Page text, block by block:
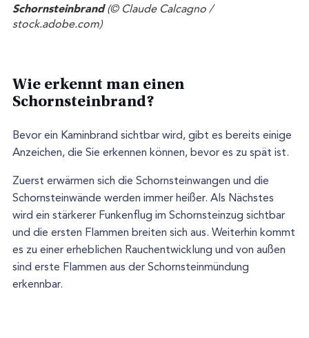
Schornsteinbrand(© Claude Calcagno /
stock.adobe.com)
Wie erkennt man einen
Schornsteinbrand?
Bevor ein Kaminbrand sichtbar wird, gibt es bereits einige
Anzeichen, die Sie erkennen können, bevor es zu spät ist.
Zuerst erwärmen sich die Schornsteinwangen und die
Schornsteinwände werden immer heißer. Als Nächstes
wird ein stärkerer Funkenflug im Schornsteinzug sichtbar
und die ersten Flammen breiten sich aus. Weiterhin kommt
es zu einer erheblichen Rauchentwicklung und von außen
sind erste Flammen aus der Schornsteinmündung
erkennbar.